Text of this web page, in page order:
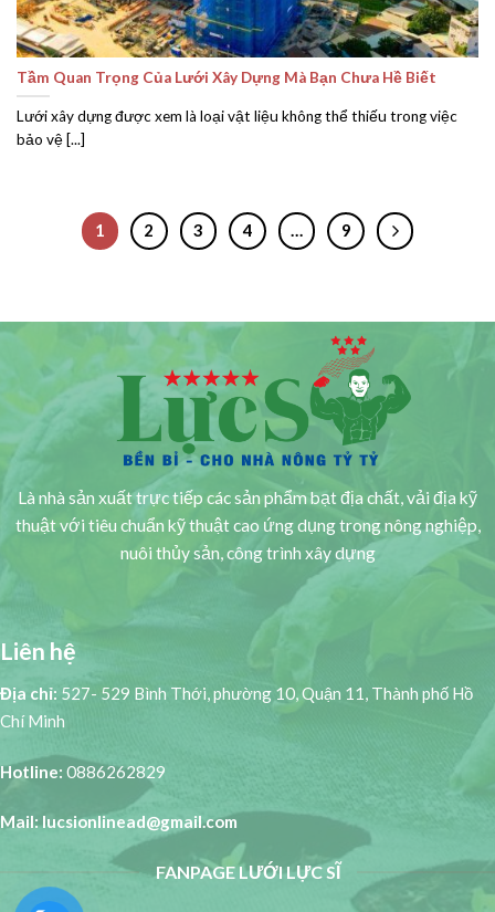
Tầm Quan Trọng Của Lưới Xây Dựng Mà Bạn Chưa Hề Biết
Lưới xây dựng được xem là loại vật liệu không thể thiếu trong việc
bảo vệ [...]
1 2 3 4 … 9
Là nhà sản xuất trực tiếp các sản phẩm bạt địa chất, vải địa kỹ
thuật với tiêu chuẩn kỹ thuật cao ứng dụng trong nông nghiệp,
nuôi thủy sản, công trình xây dựng
Liên hệ
Địa chỉ: 527- 529 Bình Thới, phường 10, Quận 11, Thành phố Hồ
Chí Minh
Hotline: 0886262829
Mail: lucsionlinead@gmail.com
FANPAGE LƯỚI LỰC SĨ